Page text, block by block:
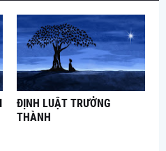
ĐỊNH LUẬT TRƯỞNG
THÀNH